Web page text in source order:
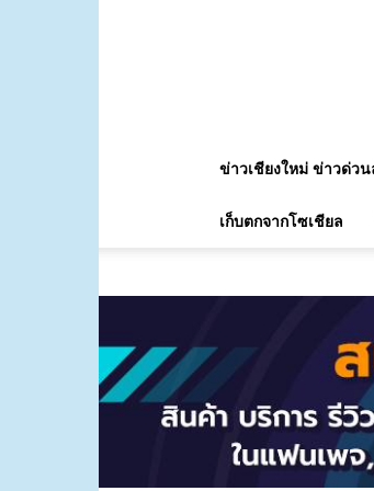
ข่าวเชียงใหม่ ข่าวด่ว
เก็บตกจากโซเชียล